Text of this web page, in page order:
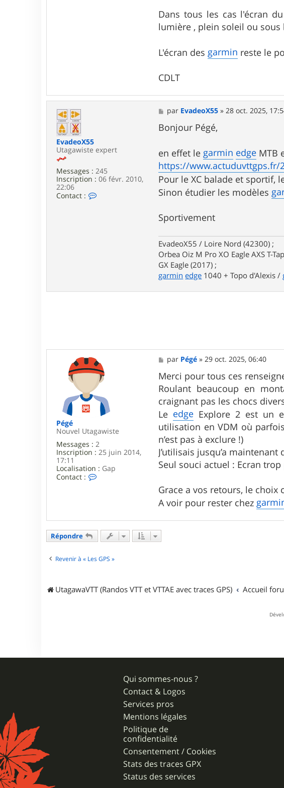
Dans tous les cas l'écran
lumière , plein soleil ou sous
L'écran desgarmin reste le
CDLT
EvadeoX55
Utagawiste expert
Messages : 245
Inscription : 06 févr. 2010,
22:06
Contact :
d
M
e
s
s
g
e
par EvadeoX55 »28 oct. 2025,
Bonjour Pégé,
en effet legarmin edge MTB
https://www.actuduvttgps.fr/
Pour le XC balade et sportif,
Sinon étudier les modèles
Sportivement
EvadeoX55 / Loire Nord (42300) ;
Orbea Oiz M Pro XO Eagle AXS T-
GX Eagle (2017) ;
garmin edge 1040 + Topo d'Alexis /
Pégé
Nouvel Utagawiste
Messages : 2
Inscription : 25 juin 2014,
17:11
Localisation : Gap
Contact :
t
e
r
é
g
M
e
s
s
a
g
e
par Pégé » 29 oct. 2025, 06:40
Merci pour tous ces
Roulant beaucoup en
craignant pas les chocs
Le edge Explore 2 est un
utilisation en VDM où
n’est pas à exclure !)
J’utilisais jusqu’a
Seul souci actuel : Ecran
Grace a vos retours, le choix
A voir pour rester chez
Répondre
Revenir à « Les GPS »
UtagawaVTT (Randos VTT et VTTAE avec traces GPS) Accueil
Qui sommes-nous ?
Contact & Logos
Services pros
Mentions légales
Politique de
confidentialité
Consentement / Cookies
Stats des traces GPX
Status des services